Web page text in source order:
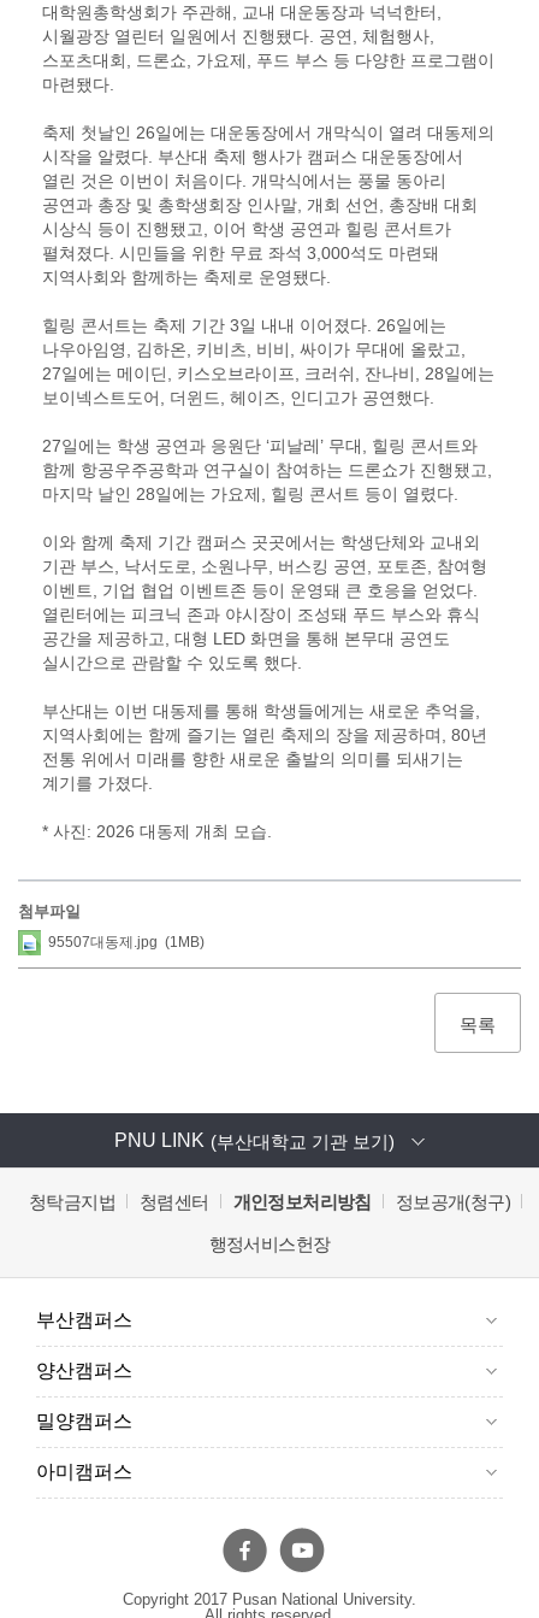
대학원총학생회가 주관해, 교내 대운동장과 넉넉한터,
시월광장 열린터 일원에서 진행됐다. 공연, 체험행사,
스포츠대회, 드론쇼, 가요제, 푸드 부스 등 다양한 프로그램이
마련됐다.
축제 첫날인 26일에는 대운동장에서 개막식이 열려 대동제의
시작을 알렸다. 부산대 축제 행사가 캠퍼스 대운동장에서
열린 것은 이번이 처음이다. 개막식에서는 풍물 동아리
공연과 총장 및 총학생회장 인사말, 개회 선언, 총장배 대회
시상식 등이 진행됐고, 이어 학생 공연과 힐링 콘서트가
펼쳐졌다. 시민들을 위한 무료 좌석 3,000석도 마련돼
지역사회와 함께하는 축제로 운영됐다.
힐링 콘서트는 축제 기간 3일 내내 이어졌다. 26일에는
나우아임영, 김하온, 키비츠, 비비, 싸이가 무대에 올랐고,
27일에는 메이딘, 키스오브라이프, 크러쉬, 잔나비, 28일에는
보이넥스트도어, 더윈드, 헤이즈, 인디고가 공연했다.
27일에는 학생 공연과 응원단 ‘피날레’ 무대, 힐링 콘서트와
함께 항공우주공학과 연구실이 참여하는 드론쇼가 진행됐고,
마지막 날인 28일에는 가요제, 힐링 콘서트 등이 열렸다.
이와 함께 축제 기간 캠퍼스 곳곳에서는 학생단체와 교내외
기관 부스, 낙서도로, 소원나무, 버스킹 공연, 포토존, 참여형
이벤트, 기업 협업 이벤트존 등이 운영돼 큰 호응을 얻었다.
열린터에는 피크닉 존과 야시장이 조성돼 푸드 부스와 휴식
공간을 제공하고, 대형 LED 화면을 통해 본무대 공연도
실시간으로 관람할 수 있도록 했다.
부산대는 이번 대동제를 통해 학생들에게는 새로운 추억을,
지역사회에는 함께 즐기는 열린 축제의 장을 제공하며, 80년
전통 위에서 미래를 향한 새로운 출발의 의미를 되새기는
계기를 가졌다.
* 사진: 2026 대동제 개최 모습.
첨부파일
95507대동제.jpg (1MB)
목록
PNU LINK (부산대학교 기관 보기)
청탁금지법 청렴센터 개인정보처리방침 정보공개(청구)
행정서비스헌장
부산캠퍼스
양산캠퍼스
밀양캠퍼스
아미캠퍼스
Copyright 2017 Pusan National University.